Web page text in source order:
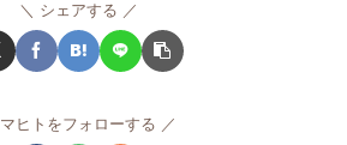
シェアする
マヒトをフォローする